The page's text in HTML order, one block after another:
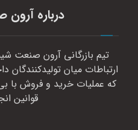
درباره
تیم بازرگانی آرون صنعت
ارتباطات میان تولیدکنندگان
که عملیات خرید و فروش با
قوانین